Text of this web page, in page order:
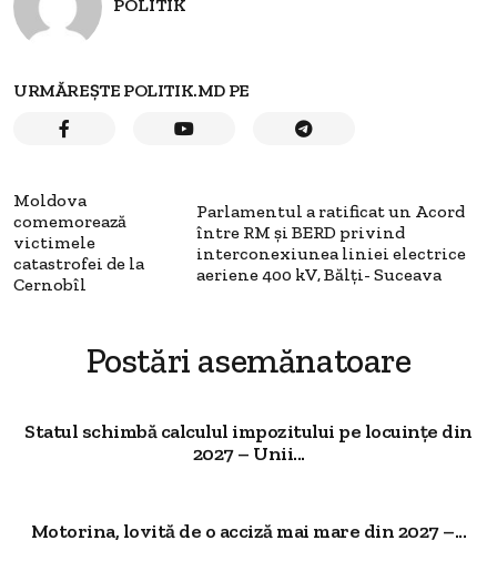
POLITIK
URMĂREȘTE POLITIK.MD PE
Moldova
comemorează
victimele
catastrofei de la
Cernobîl
Parlamentul a ratificat un Acord
între RM și BERD privind
interconexiunea liniei electrice
aeriene 400 kV, Bălți- Suceava
Postări asemănatoare
Statul schimbă calculul impozitului pe locuințe din
2027 – Unii...
Motorina, lovită de o acciză mai mare din 2027 –...